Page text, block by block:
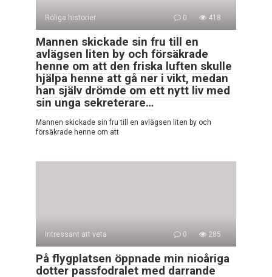
Roliga historier 0 418
Mannen skickade sin fru till en
avlägsen liten by och försäkrade
henne om att den friska luften skulle
hjälpa henne att gå ner i vikt, medan
han själv drömde om ett nytt liv med
sin unga sekreterare…
Mannen skickade sin fru till en avlägsen liten by och
försäkrade henne om att
Intressant att veta 0 285
På flygplatsen öppnade min nioåriga
dotter passfodralet med darrande